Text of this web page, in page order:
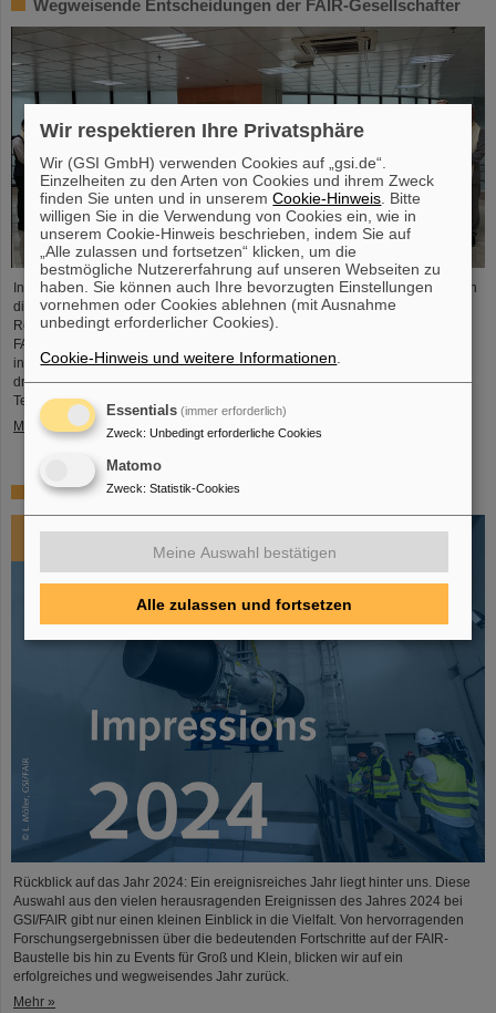
Wegweisende Entscheidungen der FAIR-Gesellschafter
In einer äußerst konstruktiven und zielführenden FAIR-Council Sitzung haben
die Gesellschafter von FAIR wegweisende Entscheidungen für die weitere
Realisierung und zukünftige Inbetriebnahme der FAIR-Anlage getroffen. Das
FAIR-Council Meeting fand am 3. und 4. Dezember 2024 erstmals beim
indischen Gesellschafter, dem Bose-Institut in Kalkutta statt. Indien ist der
drittgrößte Gesellschafter der FAIR GmbH und ein herausragend wichtiger
Technologie- und Wissenschaftspartner. Auf dem FAIR-Council…
Mehr »
Impressionen 2024
Rückblick auf das Jahr 2024: Ein ereignisreiches Jahr liegt hinter uns. Diese
Auswahl aus den vielen herausragenden Ereignissen des Jahres 2024 bei
GSI/FAIR gibt nur einen kleinen Einblick in die Vielfalt. Von hervorragenden
Forschungsergebnissen über die bedeutenden Fortschritte auf der FAIR-
Baustelle bis hin zu Events für Groß und Klein, blicken wir auf ein
erfolgreiches und wegweisendes Jahr zurück.
Mehr »
Wir respektieren Ihre Privatsphäre
Wir (GSI GmbH) verwenden Cookies auf „gsi.de“.
Einzelheiten zu den Arten von Cookies und ihrem Zweck
finden Sie unten und in unseremCookie-Hinweis . Bitte
willigen Sie in die Verwendung von Cookies ein, wie in
unserem Cookie-Hinweis beschrieben, indem Sie auf
„Alle zulassen und fortsetzen“ klicken, um die
bestmögliche Nutzererfahrung auf unseren Webseiten zu
haben. Sie können auch Ihre bevorzugten Einstellungen
vornehmen oder Cookies ablehnen (mit Ausnahme
unbedingt erforderlicher Cookies).
Cookie-Hinweis und weitere Informationen
Essentials (immer erforderlich)
Zweck: Unbedingt erforderliche Cookies
Matomo
Zweck: Statistik-Cookies
Meine Auswahl bestätigen
Alle zulassen und fortsetzen